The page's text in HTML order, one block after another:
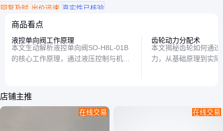
回复及时 出价迅速 真实性已核验
商品看点
液控单向阀工作原理
本文生动解析液控单向阀SO-H8L-01B
的核心工作原理，通过液压控制与机械
用场景。
齿轮动力分配术
本文揭秘齿轮如何通
力，从基础原理到实
店铺主推
在线交易 在线交易